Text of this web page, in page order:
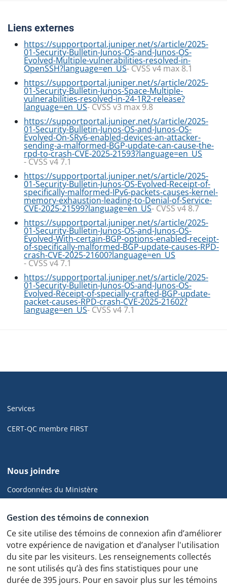
Gestion des témoins de connexion
Ce site utilise des témoins de connexion afin d’améliorer
votre expérience de navigation et d’analyser l'utilisation
du site par les visiteurs. Les renseignements collectés
ne sont utilisés qu’à des fins statistiques pour une
durée de 395 jours. Pour en savoir plus sur les témoins
Liens externes
https://supportportal.juniper.net/s/article/2025-
01-Security-Bulletin-Junos-OS-and-Junos-OS-
Evolved-Multiple-vulnerabilities-resolved-in-
OpenSSH?language=en_US- CVSS v4 max 8.1
https://supportportal.juniper.net/s/article/2025-
01-Security-Bulletin-Junos-Space-Multiple-
vulnerabilities-resolved-in-24-1R2-release?
language=en_US- CVSS v3 max 9.8
https://supportportal.juniper.net/s/article/2025-
01-Security-Bulletin-Junos-OS-and-Junos-OS-
Evolved-On-SRv6-enabled-devices-an-attacker-
sending-a-malformed-BGP-update-can-cause-the-
rpd-to-crash-CVE-2025-21593?language=en_US
- CVSS v4 7.1
https://supportportal.juniper.net/s/article/2025-
01-Security-Bulletin-Junos-OS-Evolved-Receipt-of-
specifically-malformed-IPv6-packets-causes-kernel-
memory-exhaustion-leading-to-Denial-of-Service-
CVE-2025-21599?language=en_US- CVSS v4 8.7
https://supportportal.juniper.net/s/article/2025-
01-Security-Bulletin-Junos-OS-and-Junos-OS-
Evolved-With-certain-BGP-options-enabled-receipt-
of-specifically-malformed-BGP-update-causes-RPD-
crash-CVE-2025-21600?language=en_US
- CVSS v4 7.1
https://supportportal.juniper.net/s/article/2025-
01-Security-Bulletin-Junos-OS-and-Junos-OS-
Evolved-Receipt-of-specially-crafted-BGP-update-
packet-causes-RPD-crash-CVE-2025-21602?
language=en_US- CVSS v4 7.1
de
pied
de
de
cyber.gouv.qc.ca
Services
CERT-QC membre FIRST
Nous joindre
Coordonnées du Ministère
Politique de confidentialité
Protocole des feux de circulation